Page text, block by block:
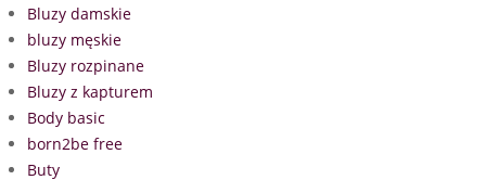
Bluzy damskie
bluzy męskie
Bluzy rozpinane
Bluzy z kapturem
Body basic
born2be free
Buty